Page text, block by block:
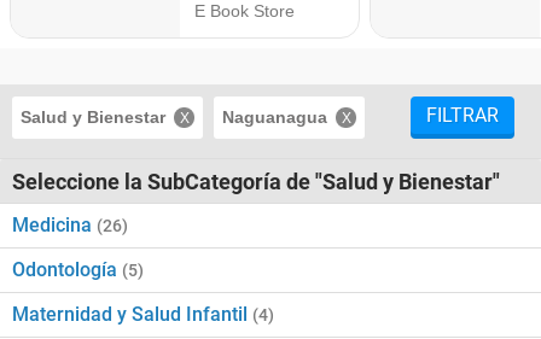
Salud y Bienestar Naguanagua FILTRAR
Seleccione la SubCategoría de "Salud y Bienestar"
Medicina (26)
Odontología (5)
Maternidad y Salud Infantil (4)